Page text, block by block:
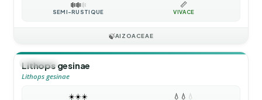
❄️❄️❄️
SEMI-RUSTIQUE
📏
VIVACE
🍃AIZOACEAE
🪴VIVACE
Lithops gesinae
Lithops gesinae
☀️☀️☀️ 💧 💧 💧